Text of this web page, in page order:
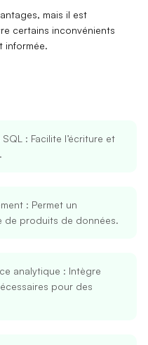
, mais il est
certains inconvénients
informée.
: Facilite l’écriture et
: Permet un
de produits de données.
analytique : Intègre
pour des